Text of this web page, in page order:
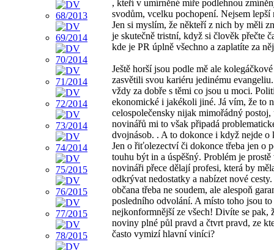
, kteří v umírněné míře podlehnou
svodům, vcelku pochopení. Nejsem lepší
Jen si myslím, že někteří z nich by měli
je skutečně tristní, když si člověk přečte
kde je PR úplně všechno a zaplatíte za
Ještě horší jsou podle mě ale
zasvětili svou kariéru jedinému
vždy za dobře s těmi co jsou u moci.
ekonomické i jakékoli jiné. Já vím, že to
celospolečensky nijak mimořádný postoj,
novinářů mi to však připadá
dvojnásob. . A to dokonce i když nejde o
Jen o řiťolezectví či dokonce třeba jen o
touhu být in a úspěšný. Problém je prostě
novináři přece dělají profesi, která by
odkrývat nedostatky a nabízet nové
občana třeba ne soudem, ale alespoň
posledního odvolání. A místo toho jsou to
nejkonformnější ze všech! Divíte se pak,
noviny plné půl pravd a čtvrt pravd, ze
často vymizí hlavní viníci?